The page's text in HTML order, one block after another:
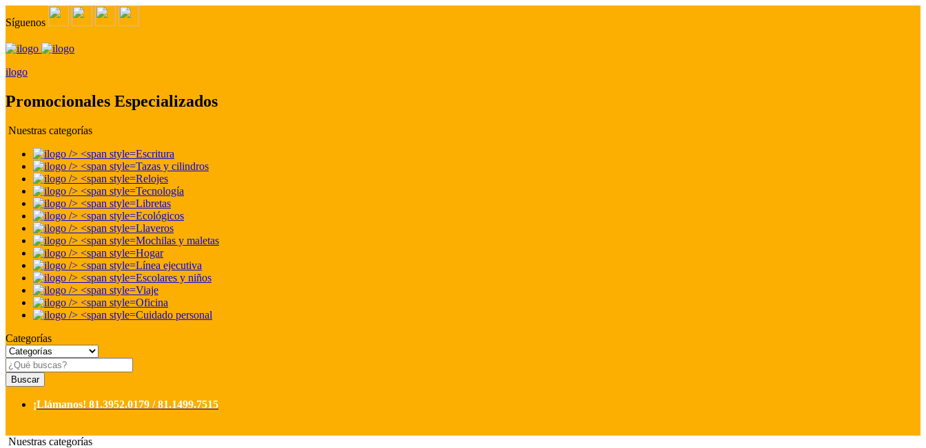
Síguenos
ilogo
Promocionales Especializados
Nuestras categorías
Escritura
Tazas y cilindros
Relojes
Tecnología
Libretas
Ecológicos
Llaveros
Mochilas y maletas
Hogar
Línea ejecutiva
Escolares y niños
Viaje
Oficina
Cuidado personal
Categorías
Buscar
¡Llámanos! 81.3952.0179 / 81.1499.7515
Nuestras categorías